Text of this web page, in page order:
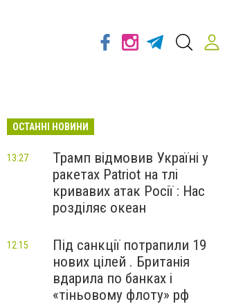
ОСТАННІ НОВИНИ
Трамп відмовив Україні у
ракетах Patriot на тлі
кривавих атак Росії : Нас
розділяє океан
13:27
Під санкції потрапили 19
нових цілей . Британія
вдарила по банках і
«тіньовому флоту» рф
12:15